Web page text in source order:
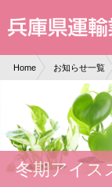
Home お知らせ一覧
冬期アイス